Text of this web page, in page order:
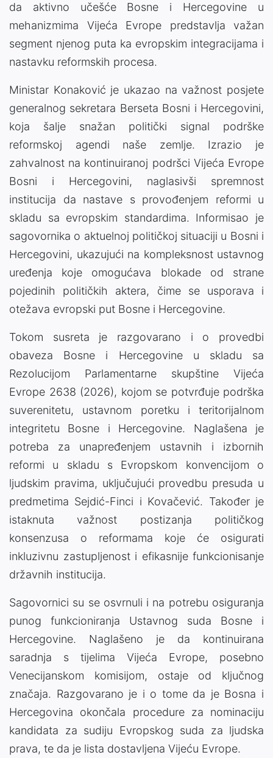
da aktivno učešće Bosne i Hercegovine u
mehanizmima Vijeća Evrope predstavlja važan
segment njenog puta ka evropskim integracijama i
nastavku reformskih procesa.
Ministar Konaković je ukazao na važnost posjete
generalnog sekretara Berseta Bosni i Hercegovini,
koja šalje snažan politički signal podrške
reformskoj agendi naše zemlje. Izrazio je
zahvalnost na kontinuiranoj podršci Vijeća Evrope
Bosni i Hercegovini, naglasivši spremnost
institucija da nastave s provođenjem reformi u
skladu sa evropskim standardima. Informisao je
sagovornika o aktuelnoj političkoj situaciji u Bosni i
Hercegovini, ukazujući na kompleksnost ustavnog
uređenja koje omogućava blokade od strane
pojedinih političkih aktera, čime se usporava i
otežava evropski put Bosne i Hercegovine.
Tokom susreta je razgovarano i o provedbi
obaveza Bosne i Hercegovine u skladu sa
Rezolucijom Parlamentarne skupštine Vijeća
Evrope 2638 (2026), kojom se potvrđuje podrška
suverenitetu, ustavnom poretku i teritorijalnom
integritetu Bosne i Hercegovine. Naglašena je
potreba za unapređenjem ustavnih i izbornih
reformi u skladu s Evropskom konvencijom o
ljudskim pravima, uključujući provedbu presuda u
predmetima Sejdić-Finci i Kovačević. Također je
istaknuta važnost postizanja političkog
konsenzusa o reformama koje će osigurati
inkluzivnu zastupljenost i efikasnije funkcionisanje
državnih institucija.
Sagovornici su se osvrnuli i na potrebu osiguranja
punog funkcioniranja Ustavnog suda Bosne i
Hercegovine. Naglašeno je da kontinuirana
saradnja s tijelima Vijeća Evrope, posebno
Venecijanskom komisijom, ostaje od ključnog
značaja. Razgovarano je i o tome da je Bosna i
Hercegovina okončala procedure za nominaciju
kandidata za sudiju Evropskog suda za ljudska
prava, te da je lista dostavljena Vijeću Evrope.